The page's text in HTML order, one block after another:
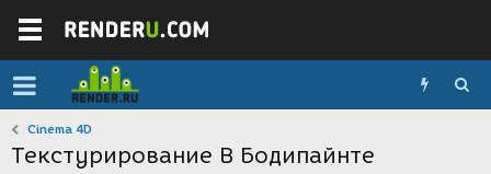
Cinema 4D
Текстурирование В Бодипайнте